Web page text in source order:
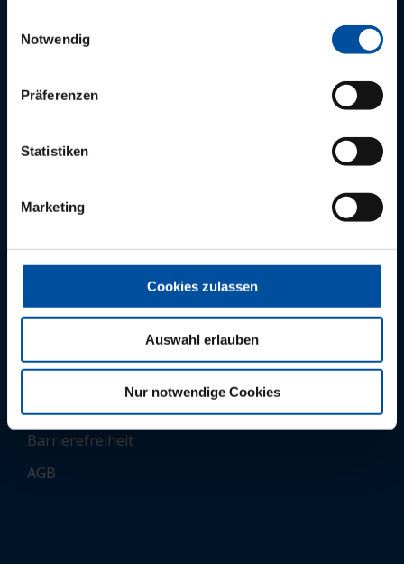
Notwendig
Präferenzen
Statistiken
Marketing
Cookies zulassen
Auswahl erlauben
Nur notwendige Cookies
rechnung(at)pvs-suedwest.de
0621.164 299
vertrieb(at)pvs-suedwest.de
DIN EN ISO 9001 zertifiziert
Datenschutz
Impressum
Barrierefreiheit
AGB